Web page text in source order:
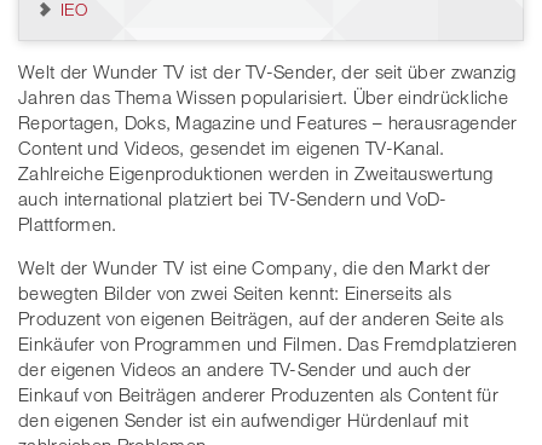
IEO
Welt der Wunder TV ist der TV-Sender, der seit über zwanzig
Jahren das Thema Wissen popularisiert. Über eindrückliche
Reportagen, Doks, Magazine und Features – herausragender
Content und Videos, gesendet im eigenen TV-Kanal.
Zahlreiche Eigenproduktionen werden in Zweitauswertung
auch international platziert bei TV-Sendern und VoD-
Plattformen.
Welt der Wunder TV ist eine Company, die den Markt der
bewegten Bilder von zwei Seiten kennt: Einerseits als
Produzent von eigenen Beiträgen, auf der anderen Seite als
Einkäufer von Programmen und Filmen. Das Fremdplatzieren
der eigenen Videos an andere TV-Sender und auch der
Einkauf von Beiträgen anderer Produzenten als Content für
den eigenen Sender ist ein aufwendiger Hürdenlauf mit